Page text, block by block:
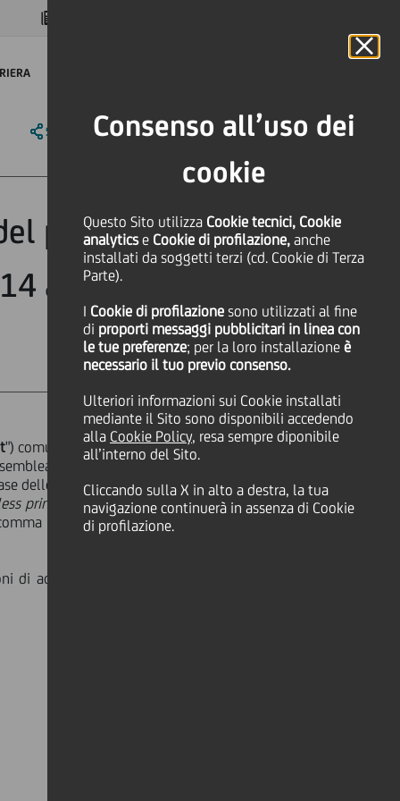
Consenso all’uso dei
cookie
Questo Sito utilizza Cookie tecnici, Cookie
analyticse Cookie di profilazione, anche
installati da soggetti terzi (cd. Cookie di Terza
Parte).
I Cookie di profilazione sono utilizzati al fine
di proporti messaggi pubblicitari in linea con
le tue preferenze; per la loro installazione è
necessario il tuo previo consenso.
Ulteriori informazioni sui Cookie installati
mediante il Sito sono disponibili accedendo
alla Cookie Policy, resa sempre diponibile
all’interno del Sito.
Cliccando sulla X in alto a destra, la tua
navigazione continuerà in assenza di Cookie
di profilazione.
SHARE PRINT SEND
programma
agosto 2023
") comunicato al mercato in data 20
degli Azionisti della Società
delle informazioni fornite da BNP
principal " o "matched principal"),
3, del Regolamento Delegato
di acquisto delle azioni ordinarie